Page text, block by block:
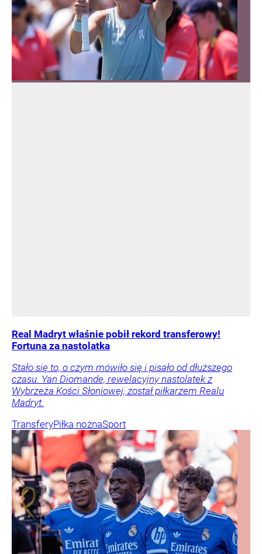
Real Madryt właśnie pobił rekord transferowy!
Fortuna za nastolatka
Stało się to, o czym mówiło się i pisało od dłuższego
czasu. Yan Diomande, rewelacyjny nastolatek z
Wybrzeża Kości Słoniowej, został piłkarzem Realu
Madryt.
TransferyPiłka nożnaSport